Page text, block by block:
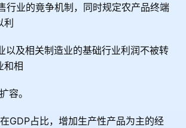
行业的竟争机制，同时规定农产品终端
利
以及相关制造业的基础行业利润不被转
和相
容。
GDP占比，增加生产性产品为主的经